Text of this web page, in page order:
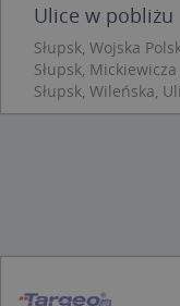
Ulice w pobliżu
Słupsk, Wojska
Słupsk,
Słupsk, Wileńska,
Nazwa
APPSESSID